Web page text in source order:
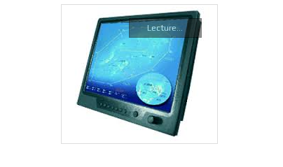
Lecture...